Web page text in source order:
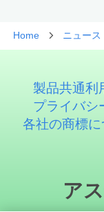
Home ニュース
製品共通利
プライバシ
各社の商標に
ア